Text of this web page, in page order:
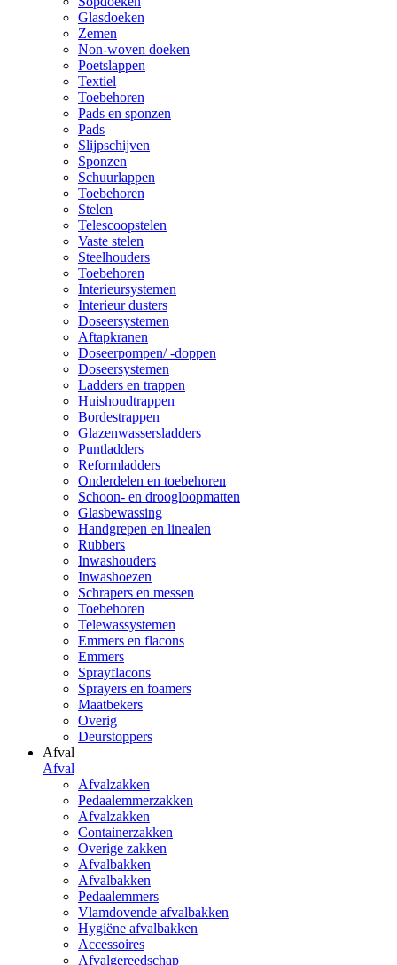
Glasdoeken
Zemen
Non-woven doeken
Poetslappen
Textiel
Toebehoren
Pads en sponzen
Pads
Slijpschijven
Sponzen
Schuurlappen
Toebehoren
Stelen
Telescoopstelen
Vaste stelen
Steelhouders
Toebehoren
Interieursystemen
Interieur dusters
Doseersystemen
Aftapkranen
Doseerpompen/ -doppen
Doseersystemen
Ladders en trappen
Huishoudtrappen
Bordestrappen
Glazenwassersladders
Puntladders
Reformladders
Onderdelen en toebehoren
Schoon- en droogloopmatten
Glasbewassing
Handgrepen en linealen
Rubbers
Inwashouders
Inwashoezen
Schrapers en messen
Toebehoren
Telewassystemen
Emmers en flacons
Emmers
Sprayflacons
Sprayers en foamers
Maatbekers
Overig
Deurstoppers
Afval
Afval
Afvalzakken
Pedaalemmerzakken
Afvalzakken
Containerzakken
Overige zakken
Afvalbakken
Afvalbakken
Pedaalemmers
Vlamdovende afvalbakken
Hygiëne afvalbakken
Accessoires
Afvalgereedschap